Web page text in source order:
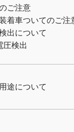
ご注意
着車ついてのご注
出について
圧検出
途について